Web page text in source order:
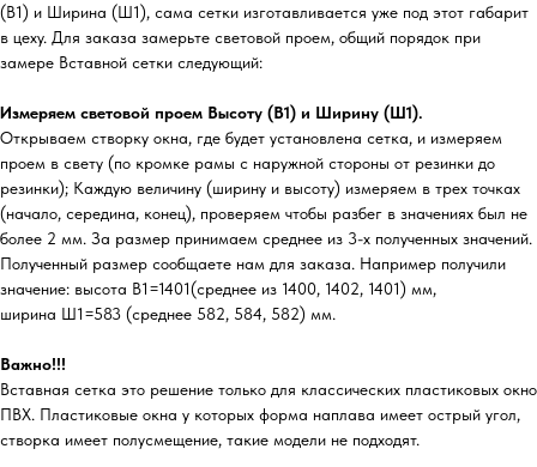
(В1) и Ширина (Ш1), сама сетки изготавливается уже под этот габарит
в цеху. Для заказа замерьте световой проем, общий порядок при
замере Вставной сетки следующий:
Измеряем световой проем Высоту (В1) и Ширину (Ш1).
Открываем створку окна, где будет установлена сетка, и измеряем
проем в свету (по кромке рамы с наружной стороны от резинки до
резинки); Каждую величину (ширину и высоту) измеряем в трех точках
(начало, середина, конец), проверяем чтобы разбег в значениях был не
более 2 мм. За размер принимаем среднее из 3-х полученных значений.
Полученный размер сообщаете нам для заказа. Например получили
значение: высота В1=1401(среднее из 1400, 1402, 1401) мм,
ширина Ш1=583 (среднее 582, 584, 582) мм.
Важно!!!
Вставная сетка это решение только для классических пластиковых окно
ПВХ. Пластиковые окна у которых форма наплава имеет острый угол,
створка имеет полусмещение, такие модели не подходят.